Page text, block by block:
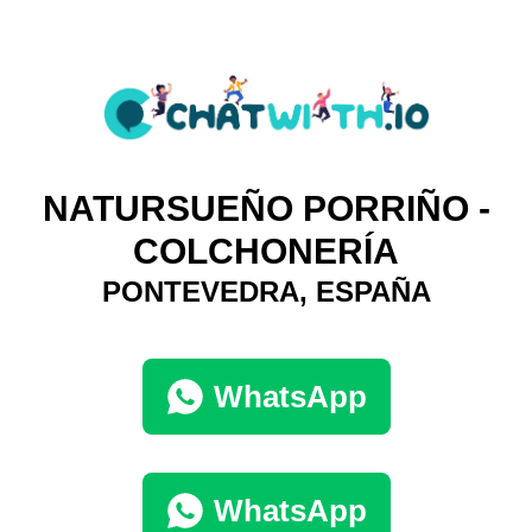
NATURSUEÑO PORRIÑO -
COLCHONERÍA
PONTEVEDRA, ESPAÑA
WhatsApp
WhatsApp